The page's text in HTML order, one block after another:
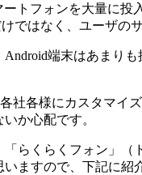
トフォンを大量に
ではなく、ユーザの
端末はあまり
社各様にカスタマ
か心配です。
らくらくフォン」
ますので、下記に紹